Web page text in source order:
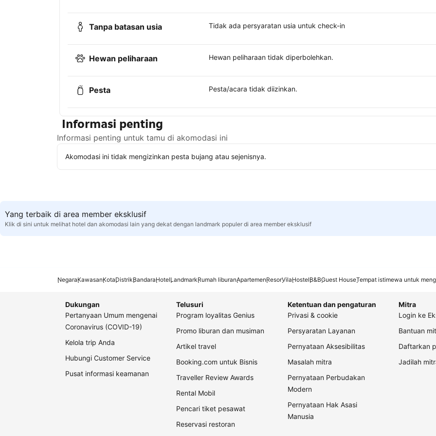
Tanpa batasan usia Tidak ada persyaratan usia untuk check-in
Hewan peliharaan Hewan peliharaan tidak diperbolehkan.
Pesta Pesta/acara tidak diizinkan.
Informasi penting
Informasi penting untuk tamu di akomodasi ini
Akomodasi ini tidak mengizinkan pesta bujang atau sejenisnya.
Yang terbaik di area member eksklusif
Klik di sini untuk melihat hotel dan akomodasi lain yang dekat dengan landmark populer di area member eksklusif
NegaraKawasanKotaDistrikBandaraHotelLandmarkRumah liburanApartemenResorVilaHostelB&BGuest HouseTempat istimewa untuk
Dukungan
Pertanyaan Umum mengenai
Coronavirus (COVID-19)
Kelola trip Anda
Hubungi Customer Service
Pusat informasi keamanan
Telusuri
Program loyalitas Genius
Promo liburan dan musiman
Artikel travel
Booking.com untuk Bisnis
Traveller Review Awards
Rental Mobil
Pencari tiket pesawat
Reservasi restoran
Ketentuan dan pengaturan
Privasi & cookie
Persyaratan Layanan
Pernyataan Aksesibilitas
Masalah mitra
Pernyataan Perbudakan
Modern
Pernyataan Hak Asasi
Manusia
Mitra
Login ke
Bantuan
Daftarkan
Jadilah